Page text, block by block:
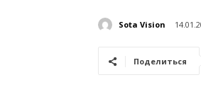
Sota Vision
Поделиться